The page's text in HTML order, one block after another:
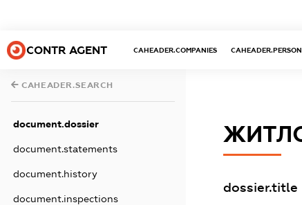
CONTR AGENT CAHEADER.COMPANIES
CAHEADER.SEARCH
document.dossier
document.statements
document.history
document.inspections
dossier.title